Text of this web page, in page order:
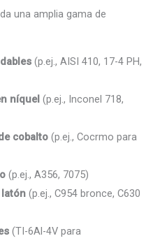
una amplia gama de
(p.ej., AISI 410, 17-4 PH,
níquel (p.ej., Inconel 718,
cobalto (p.ej., Cocrmo para
(p.ej., A356, 7075)
(p.ej., C954 bronce, C630
(TI-6Al-4V para